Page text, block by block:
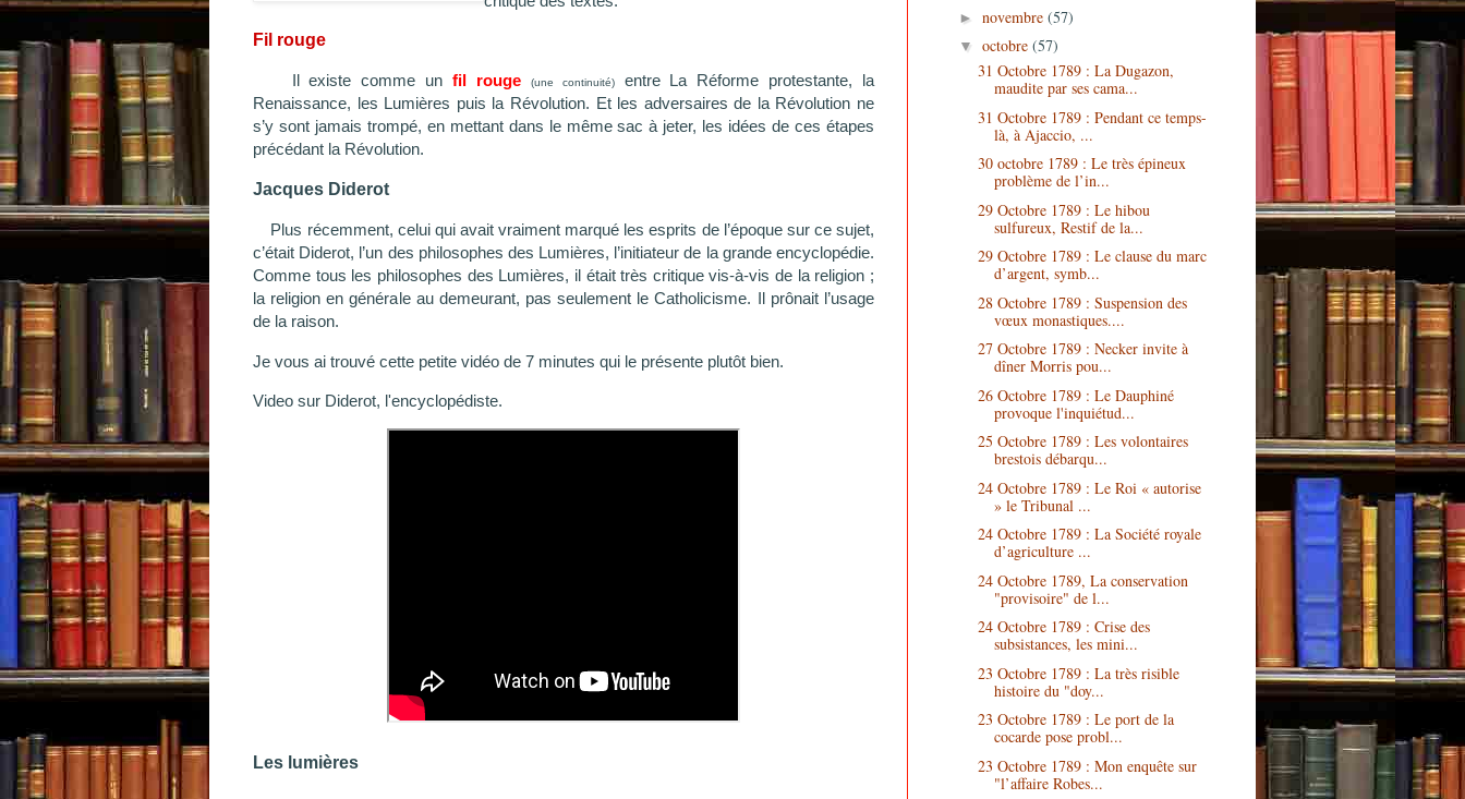
Fil rouge
Il existe comme un fil rouge (une continuité)entre La Réforme protestante, la
Renaissance, les Lumières puis la Révolution. Et les adversaires de la Révolution ne
s’y sont jamais trompé, en mettant dans le même sac à jeter, les idées de ces étapes
précédant la Révolution.
Jacques Diderot
Plus récemment, celui qui avait vraiment marqué les esprits de l’époque sur ce sujet,
c’était Diderot, l’un des philosophes des Lumières, l’initiateur de la grande encyclopédie.
Comme tous les philosophes des Lumières, il était très critique vis-à-vis de la religion ;
la religion en générale au demeurant, pas seulement le Catholicisme. Il prônait l’usage
de la raison.
Je vous ai trouvé cette petite vidéo de 7 minutes qui le présente plutôt bien.
Video sur Diderot, l'encyclopédiste.
Les lumières
► novembre (57)
▼ octobre (57)
31 Octobre 1789 : La Dugazon,
maudite par ses cama...
31 Octobre 1789 : Pendant ce temps-
là, à Ajaccio, ...
30 octobre 1789 : Le très épineux
problème de l’in...
29 Octobre 1789 : Le hibou
sulfureux, Restif de la...
29 Octobre 1789 : Le clause du marc
d’argent, symb...
28 Octobre 1789 : Suspension des
vœux monastiques....
27 Octobre 1789 : Necker invite à
dîner Morris pou...
26 Octobre 1789 : Le Dauphiné
provoque l'inquiétud...
25 Octobre 1789 : Les volontaires
brestois débarqu...
24 Octobre 1789 : Le Roi « autorise
» le Tribunal ...
24 Octobre 1789 : La Société royale
d’agriculture ...
24 Octobre 1789, La conservation
"provisoire" de l...
24 Octobre 1789 : Crise des
subsistances, les mini...
23 Octobre 1789 : La très risible
histoire du "doy...
23 Octobre 1789 : Le port de la
cocarde pose probl...
23 Octobre 1789 : Mon enquête sur
"l’affaire Robes...